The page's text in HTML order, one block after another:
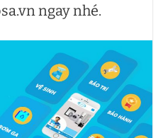
ngay nhé.